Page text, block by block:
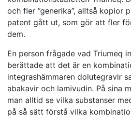
och fler ”generika”, alltså kopior
patent gått ut, som gör att fler
dem.
En person frågade vad Triumeq
berättade att det är en
integrashämmaren dolutegravir
abakavir och lamivudin. På sina
man alltid se vilka substanser
på så sätt förstå vilka